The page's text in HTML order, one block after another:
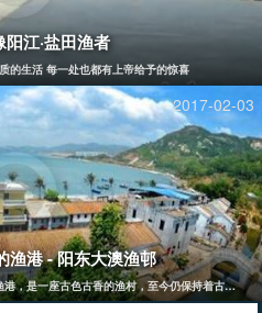
阳江·盐田渔者
的生活 每一处也都有上帝给予的惊喜
2017-02-03
渔港 - 阳东大澳渔邨
，是一座古色古香的渔村，至今仍保持着古渔村